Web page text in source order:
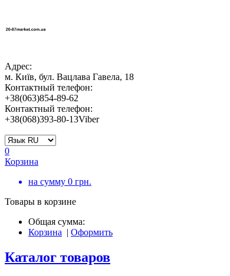
Адрес:
м. Київ, бул. Вацлава Гавела, 18
Контактный телефон:
+38(063)854-89-62
Контактный телефон:
+38(068)393-80-13Viber
0
Корзина
на сумму 0 грн.
Товары в корзине
Общая сумма:
Корзина | Оформить
Каталог товаров